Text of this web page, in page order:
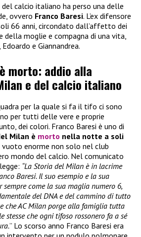
calcio italiano ha perso una delle
ovvero Franco Baresi. L’ex difensore
66 anni, circondato dall’affetto dei
della moglie e compagna di una vita,
e Giannandrea.
morto: addio alla
e del calcio italiano
per la quale si fa il tifo ci sono
per tutti delle vere e proprie
dei colori. Franco Baresi è uno di
Milan è morto nella notte a soli
vuoto enorme non solo nel club
mondo del calcio. Nel comunicato
“La Storia del Milan è in lacrime
Baresi. Il suo esempio e la sua
sempre come la sua maglia numero 6,
del DNA e del cammino di tutto
che AC Milan porge alla famiglia tutta
stesse che ogni tifoso rossonero fa a sé
” Lo scorso anno Franco Baresi era